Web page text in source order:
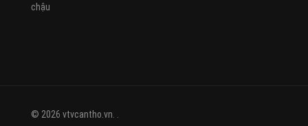
chậu
© 2026 vtvcantho.vn. .